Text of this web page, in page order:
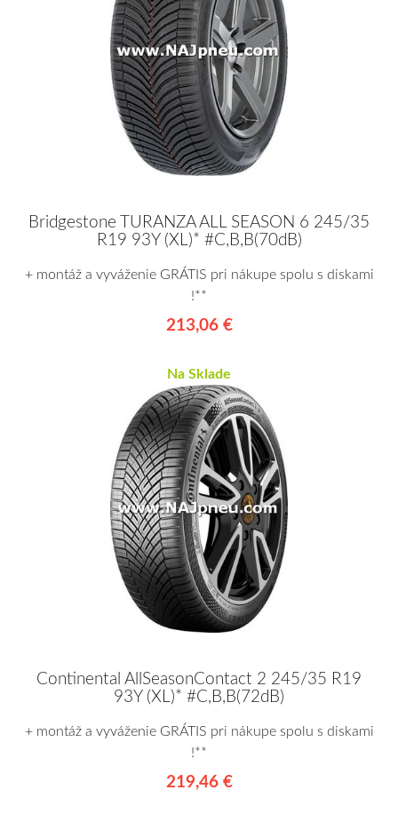
Bridgestone TURANZA ALL SEASON 6 245/35
R19 93Y (XL)* #C,B,B(70dB)
+ montáž a vyváženie GRÁTIS pri nákupe spolu s diskami
!**
213,06 €
Na Sklade
Continental AllSeasonContact 2 245/35 R19
93Y (XL)* #C,B,B(72dB)
+ montáž a vyváženie GRÁTIS pri nákupe spolu s diskami
!**
219,46 €